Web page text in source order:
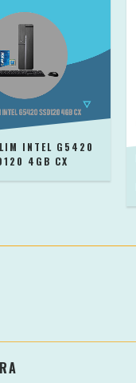
INTEL G5420
4GB CX